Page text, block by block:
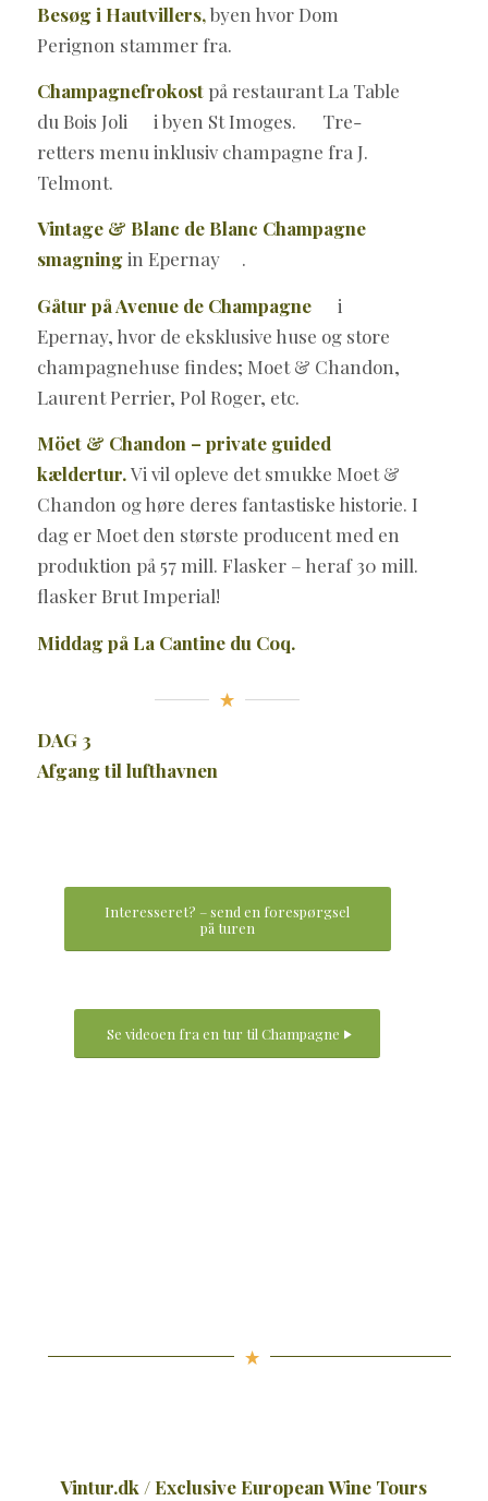
Besøg i Hautvillers,byen hvor Dom
Perignon stammer fra.
Champagnefrokostpå restaurant La Table
du Bois Joli i byen St Imoges. Tre-
retters menu inklusiv champagne fra J.
Telmont.
Vintage & Blanc de Blanc Champagne
smagningin Epernay .
Gåtur på Avenue de Champagne
i
Epernay, hvor de eksklusive huse og store
champagnehuse findes; Moet & Chandon,
Laurent Perrier, Pol Roger, etc.
Möet & Chandon – private guided
kældertur.Vi vil opleve det smukke Moet &
Chandon og høre deres fantastiske historie. I
dag er Moet den største producent med en
produktion på 57 mill. Flasker – heraf 30 mill.
flasker Brut Imperial!
Middag på La Cantine du Coq.
DAG 3
Afgang til lufthavnen
Interesseret? – send en forespørgsel
på turen
Se videoen fra en tur til Champagne
Vintur.dk / Exclusive European Wine Tours